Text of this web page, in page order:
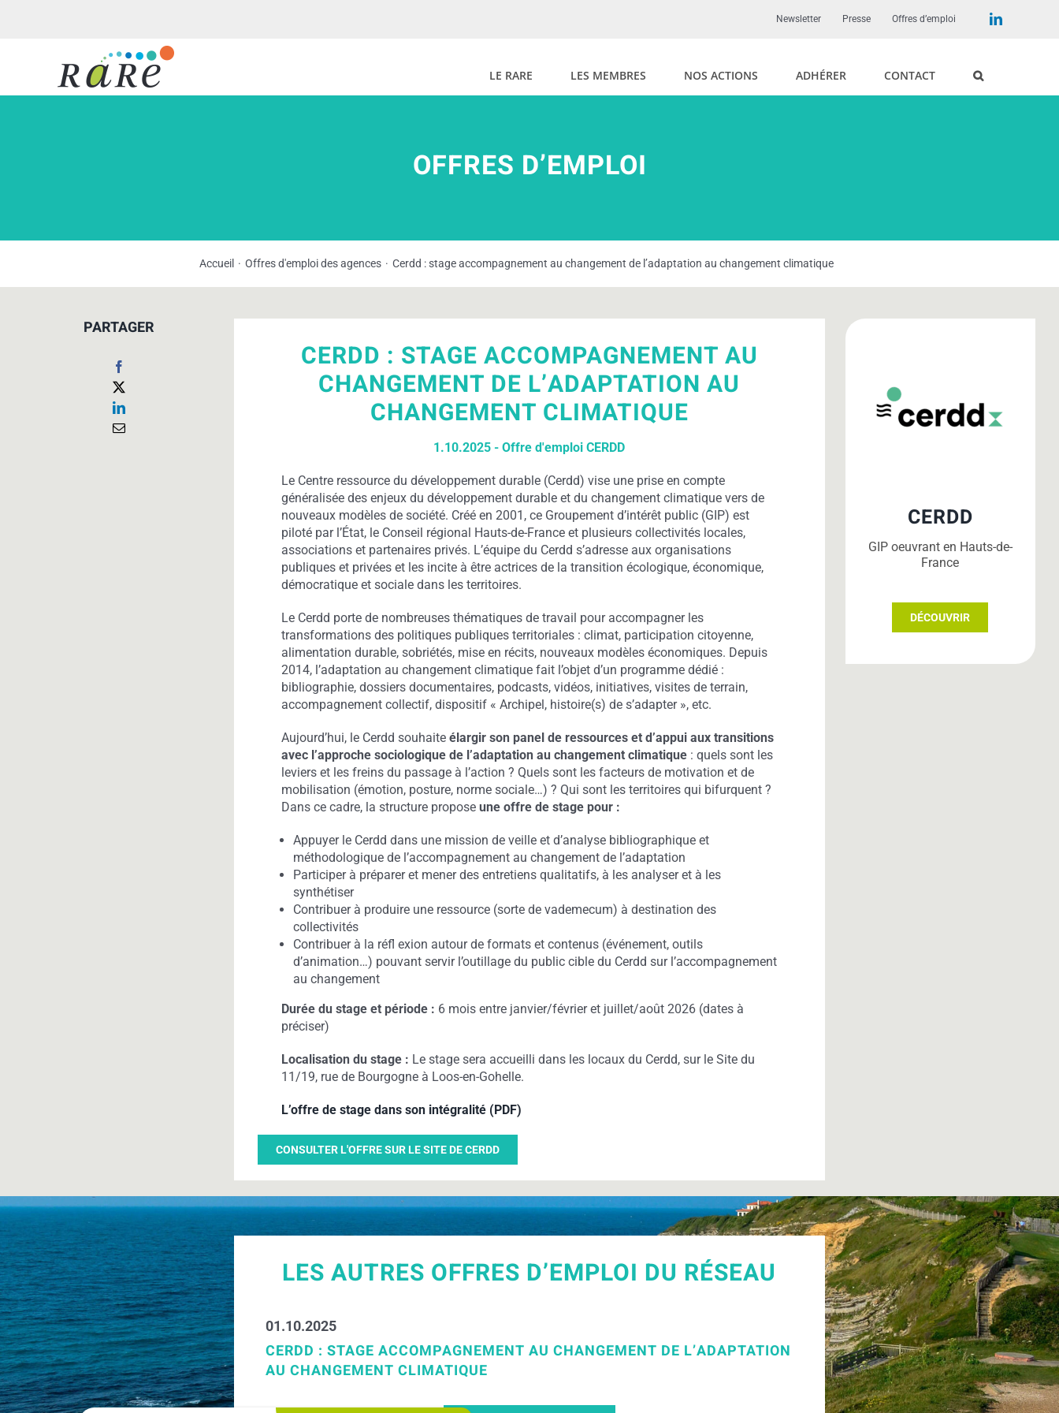
Newsletter Presse Offres d’emploi LinkedIn
LE RARE LES MEMBRES NOS ACTIONS ADHÉRER CONTACT
OFFRES D’EMPLOI
Accueil Offres d'emploi des agences Cerdd : stage accompagnement au changement de l’adaptation au changement climatique
PARTAGER
CERDD : STAGE ACCOMPAGNEMENT AU
CHANGEMENT DE L’ADAPTATION AU
CHANGEMENT CLIMATIQUE
1.10.2025 - Offre d'emploi CERDD
Le Centre ressource du développement durable (Cerdd) vise une prise en compte
généralisée des enjeux du développement durable et du changement climatique vers de
nouveaux modèles de société. Créé en 2001, ce Groupement d’intérêt public (GIP) est
piloté par l’État, le Conseil régional Hauts-de-France et plusieurs collectivités locales,
associations et partenaires privés. L’équipe du Cerdd s’adresse aux organisations
publiques et privées et les incite à être actrices de la transition écologique, économique,
démocratique et sociale dans les territoires.
Le Cerdd porte de nombreuses thématiques de travail pour accompagner les
transformations des politiques publiques territoriales : climat, participation citoyenne,
alimentation durable, sobriétés, mise en récits, nouveaux modèles économiques. Depuis
2014, l’adaptation au changement climatique fait l’objet d’un programme dédié :
bibliographie, dossiers documentaires, podcasts, vidéos, initiatives, visites de terrain,
accompagnement collectif, dispositif « Archipel, histoire(s) de s’adapter », etc.
Aujourd’hui, le Cerdd souhaite élargir son panel de ressources et d’appui aux transitions
avec l’approche sociologique de l’adaptation au changement climatique : quels sont les
leviers et les freins du passage à l’action ? Quels sont les facteurs de motivation et de
mobilisation (émotion, posture, norme sociale…) ? Qui sont les territoires qui bifurquent ?
Dans ce cadre, la structure propose une offre de stage pour :
Appuyer le Cerdd dans une mission de veille et d’analyse bibliographique et
méthodologique de l’accompagnement au changement de l’adaptation
Participer à préparer et mener des entretiens qualitatifs, à les analyser et à les
synthétiser
Contribuer à produire une ressource (sorte de vademecum) à destination des
collectivités
Contribuer à la réfl exion autour de formats et contenus (événement, outils
d’animation…) pouvant servir l’outillage du public cible du Cerdd sur l’accompagnement
au changement
Durée du stage et période : 6 mois entre janvier/février et juillet/août 2026 (dates à
préciser)
Localisation du stage : Le stage sera accueilli dans les locaux du Cerdd, sur le Site du
11/19, rue de Bourgogne à Loos-en-Gohelle.
L’offre de stage dans son intégralité (PDF)
CONSULTER L'OFFRE SUR LE SITE DE CERDD
CERDD
GIP oeuvrant en Hauts-de-
France
DÉCOUVRIR
LES AUTRES OFFRES D’EMPLOI DU RÉSEAU
CERDD : STAGE ACCOMPAGNEMENT AU CHANGEMENT DE L’ADAPTATION
AU CHANGEMENT CLIMATIQUE
01.10.2025